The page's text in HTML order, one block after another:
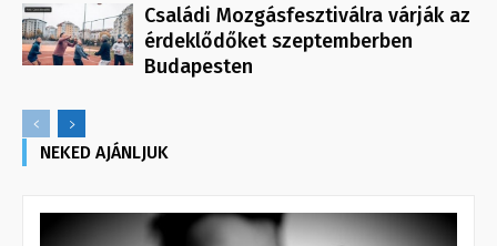
Családi Mozgásfesztiválra várják az
érdeklődőket szeptemberben
Budapesten
NEKED AJÁNLJUK